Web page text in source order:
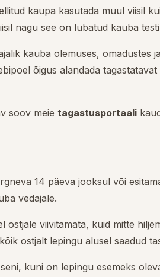
kaupa kasutada muul viisil
nagu see on lubatud kauba
kauba olemuses, omadustes
õigus alandada
soov meie tagastusportaali
14 päeva jooksul või
vedajale.
ostjale viivitamata, kuid mitte
ostjalt lepingu alusel saadud
kuni on lepingu esemeks